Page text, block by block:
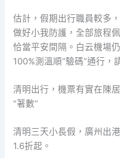
估計，假期出行職員較多
做好小我防護，全部旅程
恰當平安間隔。白云機場
100%測溫順“驗碼”通行，
清明出行，機票有實在陳
“著數”
清明三天小長假，廣州出
1.6折起。